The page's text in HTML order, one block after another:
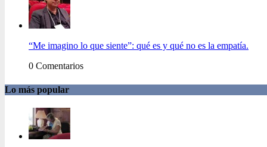
“Me imagino lo que siente”: qué es y qué no es la empatía.
0 Comentarios
Lo más popular